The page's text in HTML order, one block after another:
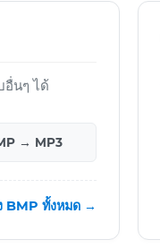
นๆ ได้
→ MP3
BMP ทั้งหมด →